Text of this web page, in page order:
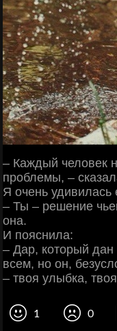
– Каждый человек
проблемы, –
Я очень удивилась
– Ты – решение
она.
И пояснила:
– Дар, который
всем, но он,
– твоя улыбка,
1 0